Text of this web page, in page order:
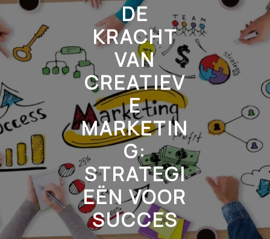
DE
KRACHT
VAN
CREATIEV
E
MARKETIN
G:
STRATEGI
EËN VOOR
SUCCES